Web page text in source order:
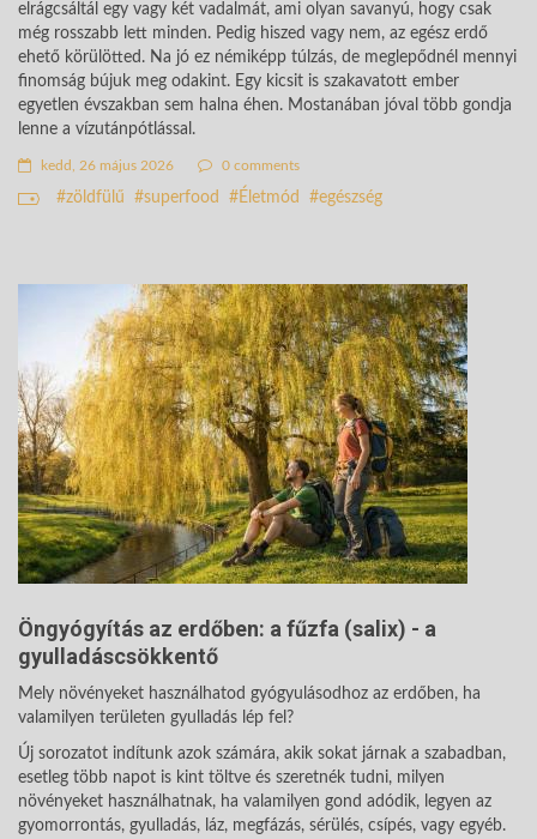
elrágcsáltál egy vagy két vadalmát, ami olyan savanyú, hogy csak
még rosszabb lett minden. Pedig hiszed vagy nem, az egész erdő
ehető körülötted. Na jó ez némiképp túlzás, de meglepődnél mennyi
finomság bújuk meg odakint. Egy kicsit is szakavatott ember
egyetlen évszakban sem halna éhen. Mostanában jóval több gondja
lenne a vízutánpótlással.
kedd, 26 május 2026 0 comments
zöldfülű superfood Életmód egészség
Öngyógyítás az erdőben: a fűzfa (salix) - a
gyulladáscsökkentő
Mely növényeket használhatod gyógyulásodhoz az erdőben, ha
valamilyen területen gyulladás lép fel?
Új sorozatot indítunk azok számára, akik sokat járnak a szabadban,
esetleg több napot is kint töltve és szeretnék tudni, milyen
növényeket használhatnak, ha valamilyen gond adódik, legyen az
gyomorrontás, gyulladás, láz, megfázás, sérülés, csípés, vagy egyéb.